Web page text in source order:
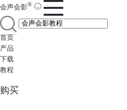
会声会影®
首页
产品
下载
教程
购买